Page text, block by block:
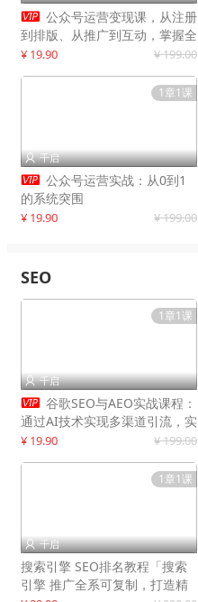
 公众号运营变现课，从注册
到排版、从推广到互动，掌握全
流程，开启个人品牌月入
¥ 19.90 ¥ 199.00
1章1课
 千启
 公众号运营实战：从0到1
的系统突围
¥ 19.90 ¥ 199.00
SEO
1章1课
 千启
 谷歌SEO与AEO实战课程：
通过AI技术实现多渠道引流，实
现网站流量增长300%
¥ 19.90 ¥ 199.00
1章1课
 千启
搜索引擎 SEO排名教程「搜索
引擎 推广全系可复制，打造精